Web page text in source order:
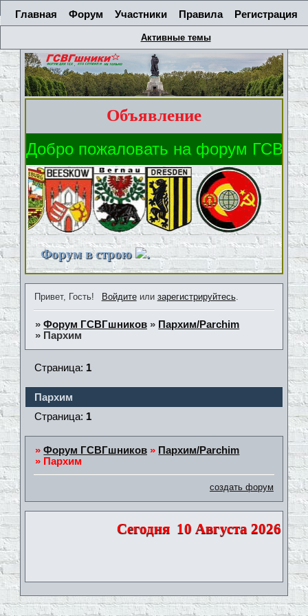
Главная Форум Участники Правила Регистрация
Активные темы
Объявление
Форум в строю .
Привет, Гость! Войдитеили зарегистрируйтесь.
»Форум ГСВГшников » Пархим/Parchim
» Пархим
Пархим
Страница: 1
Страница: 1
»Форум ГСВГшников » Пархим/Parchim
» Пархим
создать форум
Сегодня 10 Августа 2026 |